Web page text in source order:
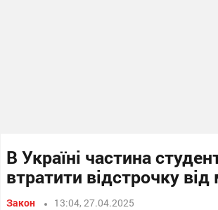
В Україні частина
втратити відстрочку від
Закон 13:04, 27.04.2025